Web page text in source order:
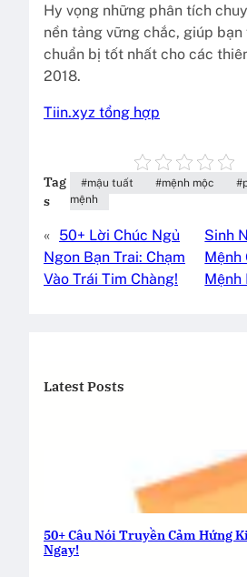
Hy vọng những phân tích
nền tảng vững chắc, giúp
chuẩn bị tốt nhất cho các
2018.
Tiin.xyz tổng hợp
Tag
s
mậu tuất mệnh mộc
mệnh
« 50+ Lời Chúc Ngủ
Ngon Bạn Trai: Chạm
Vào Trái Tim Chàng!
Sinh
Mệnh
Mệnh
Latest Posts
50+ Câu Nói Truyền Cảm Hứng
Ngay!